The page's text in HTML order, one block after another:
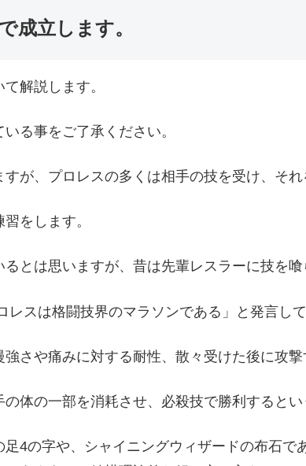
成立します。
解説します。
る事をご了承ください。
が、プロレスの多くは相手の技を受け、それ
をします。
とは思いますが、昔は先輩レスラーに技を
スは格闘技界のマラソンである」と発言して
さや痛みに対する耐性、散々受けた後に攻
体の一部を消耗させ、必殺技で勝利すると
4の字や、シャイニングウィザードの布石